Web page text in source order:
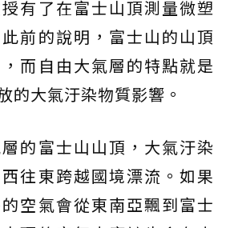
有了在富士山頂測量微塑
前的說明，富士山的山頂
而自由大氣層的特點就是
的大氣汙染物質影響。
的富士山山頂，大氣汙染
往東跨越國境漂流。如果
空氣會從東南亞飄到富士